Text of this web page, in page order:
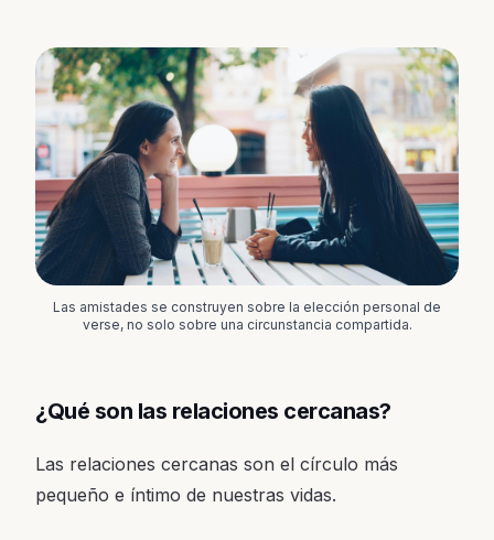
Las amistades se construyen sobre la elección personal de
verse, no solo sobre una circunstancia compartida.
¿Qué son las relaciones cercanas?
Las relaciones cercanas son el círculo más
pequeño e íntimo de nuestras vidas.